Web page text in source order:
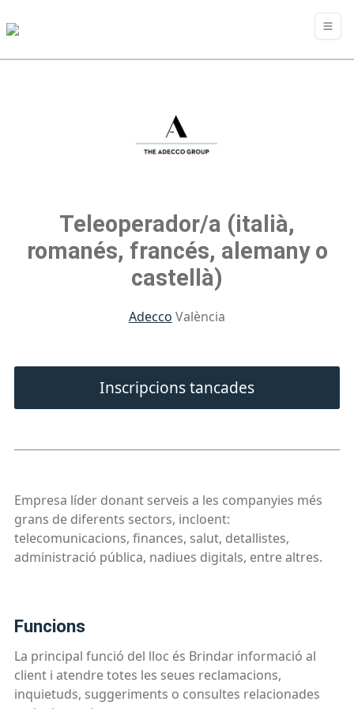
Teleoperador/a (italià,
romanés, francés, alemany o
castellà)
Adecco València
Inscripcions tancades
Empresa líder donant serveis a les companyies més
grans de diferents sectors, incloent:
telecomunicacions, finances, salut, detallistes,
administració pública, nadiues digitals, entre altres.
funcions
La principal funció del lloc és Brindar informació al
client i atendre totes les seues reclamacions,
inquietuds, suggeriments o consultes relacionades